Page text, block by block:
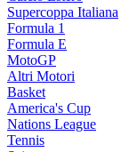
Supercoppa Italiana
Formula 1
Formula E
MotoGP
Altri Motori
Basket
America's Cup
Nations League
Tennis